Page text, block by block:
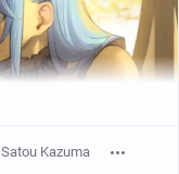
Satou Kazuma